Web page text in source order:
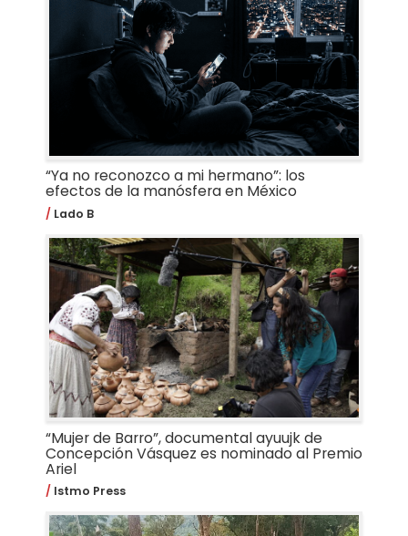
“Ya no reconozco a mi hermano”: los
efectos de la manósfera en México
Lado B
“Mujer de Barro”, documental ayuujk de
Concepción Vásquez es nominado al Premio
Ariel
Istmo Press